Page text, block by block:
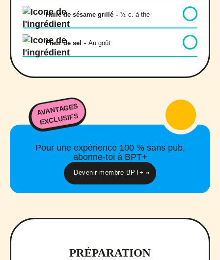
Huile de sésame grillé - ½ c. à thé
Fleur de sel - Au goût
AVANTAGES
EXCLUSIFS
Pour une expérience 100 % sans pub,
abonne-toi à BPT+
Devenir membre BPT+
PRÉPARATION